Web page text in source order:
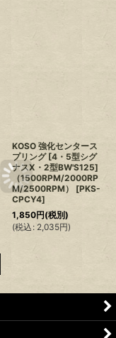
KOSO 強化センタース
プリング [4・5型シグ
ナスX・2型BW'S125]
（1500RPM/2000RP
M/2500RPM）
[PKS-
CPCY4]
1,850円(税別)
(税込 : 2,035円)